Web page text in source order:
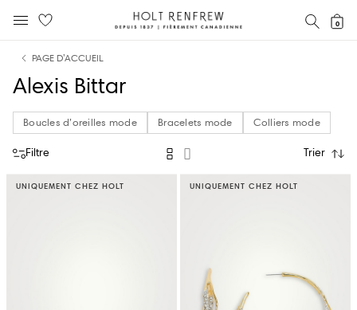
Holt
0
PAGE D’ACCUEIL
Alexis Bittar
Boucles d’oreilles mode Bracelets mode Colliers mode
Filtre Trier
UNIQUEMENT CHEZ HOLT UNIQUEMENT CHEZ HOLT